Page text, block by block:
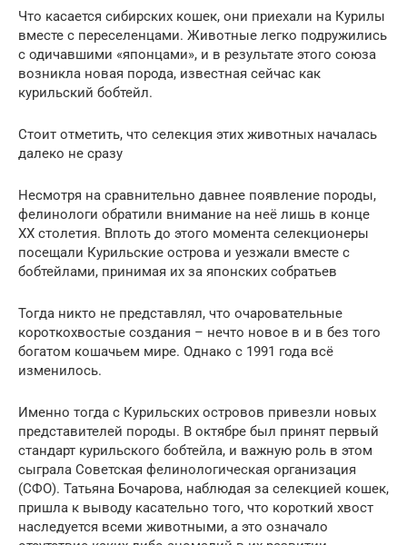
Что касается сибирских кошек, они приехали на Курилы
вместе с переселенцами. Животные легко подружились
с одичавшими «японцами», и в результате этого союза
возникла новая порода, известная сейчас как
курильский бобтейл.
Стоит отметить, что селекция этих животных началась
далеко не сразу
Несмотря на сравнительно давнее появление породы,
фелинологи обратили внимание на неё лишь в конце
XX столетия. Вплоть до этого момента селекционеры
посещали Курильские острова и уезжали вместе с
бобтейлами, принимая их за японских собратьев
Тогда никто не представлял, что очаровательные
короткохвостые создания – нечто новое в и в без того
богатом кошачьем мире. Однако с 1991 года всё
изменилось.
Именно тогда с Курильских островов привезли новых
представителей породы. В октябре был принят первый
стандарт курильского бобтейла, и важную роль в этом
сыграла Советская фелинологическая организация
(СФО). Татьяна Бочарова, наблюдая за селекцией кошек,
пришла к выводу касательно того, что короткий хвост
наследуется всеми животными, а это означало